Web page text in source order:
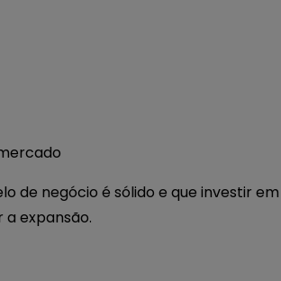
de negócio é sólido e que investir
expansão.